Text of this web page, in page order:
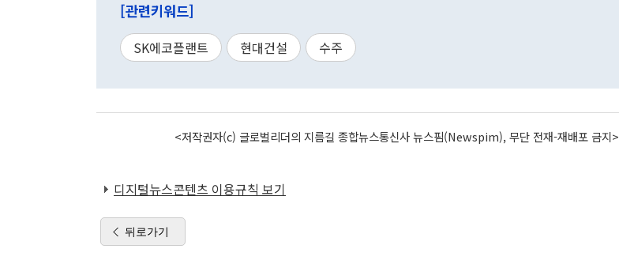
[관련키워드]
SK에코플랜트 현대건설 수주
<저작권자(c) 글로벌리더의 지름길 종합뉴스통신사 뉴스핌(Newspim), 무단 전재-재배포 금지>
디지털뉴스콘텐츠 이용규칙 보기
뒤로가기